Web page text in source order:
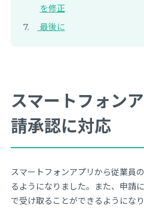
を修正
最後に
スマートフォン
請承認に対応
スマートフォンアプリから従業員
るようになりました。また、申請
で受け取ることができるようになり